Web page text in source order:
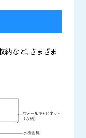
納など、さまざま